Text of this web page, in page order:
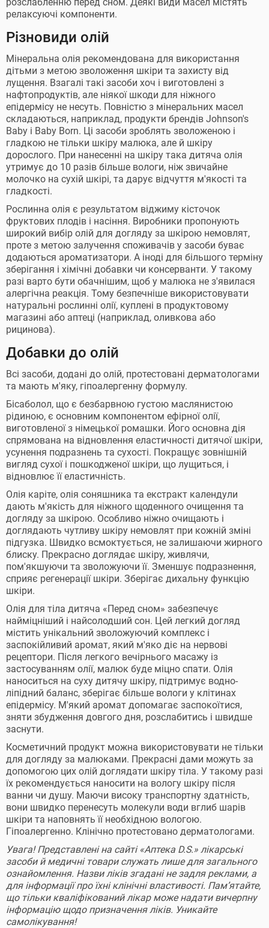
релаксуючі компоненти.
Різновиди олій
Мінеральна олія рекомендована для використання
дітьми з метою зволоження шкіри та захисту від
лущення. Взагалі такі засоби хоч і виготовлені з
нафтопродуктів, але ніякої шкоди для ніжного
епідермісу не несуть. Повністю з мінеральних масел
складаються, наприклад, продукти брендів Johnson's
Baby і Baby Born. Ці засоби зроблять зволоженою і
гладкою не тільки шкіру малюка, але й шкіру
дорослого. При нанесенні на шкіру така дитяча олія
утримує до 10 разів більше вологи, ніж звичайне
молочко на сухій шкірі, та дарує відчуття м'якості та
гладкості.
Рослинна олія є результатом віджиму кісточок
фруктових плодів і насіння. Виробники пропонують
широкий вибір олій для догляду за шкірою немовлят,
проте з метою залучення споживачів у засоби буває
додаються ароматизатори. А іноді для більшого терміну
зберігання і хімічні добавки чи консерванти. У такому
разі варто бути обачнішим, щоб у малюка не з'явилася
алергічна реакція. Тому безпечніше використовувати
натуральні рослинні олії, куплені в продуктовому
магазині або аптеці (наприклад, оливкова або
рицинова).
Добавки до олій
Всі засоби, додані до олій, протестовані дерматологами
та мають м'яку, гіпоалергенну формулу.
Бісаболол, що є безбарвною густою маслянистою
рідиною, є основним компонентом ефірної олії,
виготовленої з німецької ромашки. Його основна дія
спрямована на відновлення еластичності дитячої шкіри,
усунення подразнень та сухості. Покращує зовнішній
вигляд сухої і пошкодженої шкіри, що лущиться, і
відновлює її еластичність.
Олія каріте, олія соняшника та екстракт календули
дають м'якість для ніжного щоденного очищення та
догляду за шкірою. Особливо ніжно очищають і
доглядають чутливу шкіру немовлят при кожній зміні
підгузка. Швидко всмоктується, не залишаючи жирного
блиску. Прекрасно доглядає шкіру, живлячи,
пом'якшуючи та зволожуючи її. Зменшує подразнення,
сприяє регенерації шкіри. Зберігає дихальну функцію
шкіри.
Олія для тіла дитяча «Перед сном» забезпечує
найміцніший і найсолодший сон. Цей легкий догляд
містить унікальний зволожуючий комплекс і
заспокійливий аромат, який м'яко діє на нервові
рецептори. Після легкого вечірнього масажу із
застосуванням олії, малюк буде міцно спати. Олія
наноситься на суху дитячу шкіру, підтримує водно-
ліпідний баланс, зберігає більше вологи у клітинах
епідермісу. М'який аромат допомагає заспокоїтися,
зняти збудження довгого дня, розслабитись і швидше
заснути.
Косметичний продукт можна використовувати не тільки
для догляду за малюками. Прекрасні дами можуть за
допомогою цих олій доглядати шкіру тіла. У такому разі
їх рекомендується наносити на вологу шкіру після
ванни чи душу. Маючи високу транспортну здатність,
вони швидко перенесуть молекули води вглиб шарів
шкіри та наповнять її необхідною вологою.
Гіпоалергенно. Клінічно протестовано дерматологами.
Увага! Представлені на сайті «Аптека D.S.» лікарські
засоби й медичні товари служать лише для загального
ознайомлення. Назви ліків згадані не задля реклами, а
для інформації про їхні клінічні властивості. Пам’ятайте,
що тільки кваліфікований лікар може надати вичерпну
інформацію щодо призначення ліків. Уникайте
самолікування!